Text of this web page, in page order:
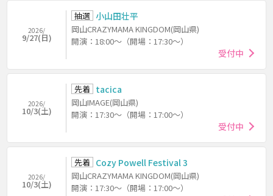
2026/
9/27(日)
抽選 小山田壮平
岡山CRAZYMAMA KINGDOM(岡山県)
開演：18:00～（開場：17:30～）
受付中
2026/
10/3(土)
先着 tacica
岡山IMAGE(岡山県)
開演：17:30～（開場：17:00～）
受付中
2026/
10/3(土)
先着 Cozy Powell Festival 3
岡山CRAZYMAMA KINGDOM(岡山県)
開演：17:30～（開場：17:00～）